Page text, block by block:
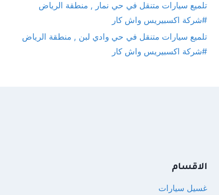
تلميع سيارات متنقل في حي نمار , منطقة الرياض
#شركة اكسبيريس واش كار
تلميع سيارات متنقل في حي وادي لبن , منطقة الرياض
#شركة اكسبيريس واش كار
الاقسام
غسيل سيارات